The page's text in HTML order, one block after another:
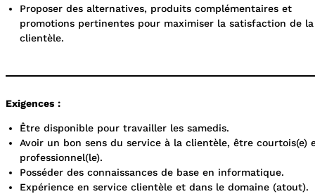
Proposer des alternatives, produits complémentaires et
promotions pertinentes pour maximiser la satisfaction de la
clientèle.
Exigences :
Être disponible pour travailler les samedis.
Avoir un bon sens du service à la clientèle, être courtois(e)
professionnel(le).
Posséder des connaissances de base en informatique.
Expérience en service clientèle et dans le domaine (atout).